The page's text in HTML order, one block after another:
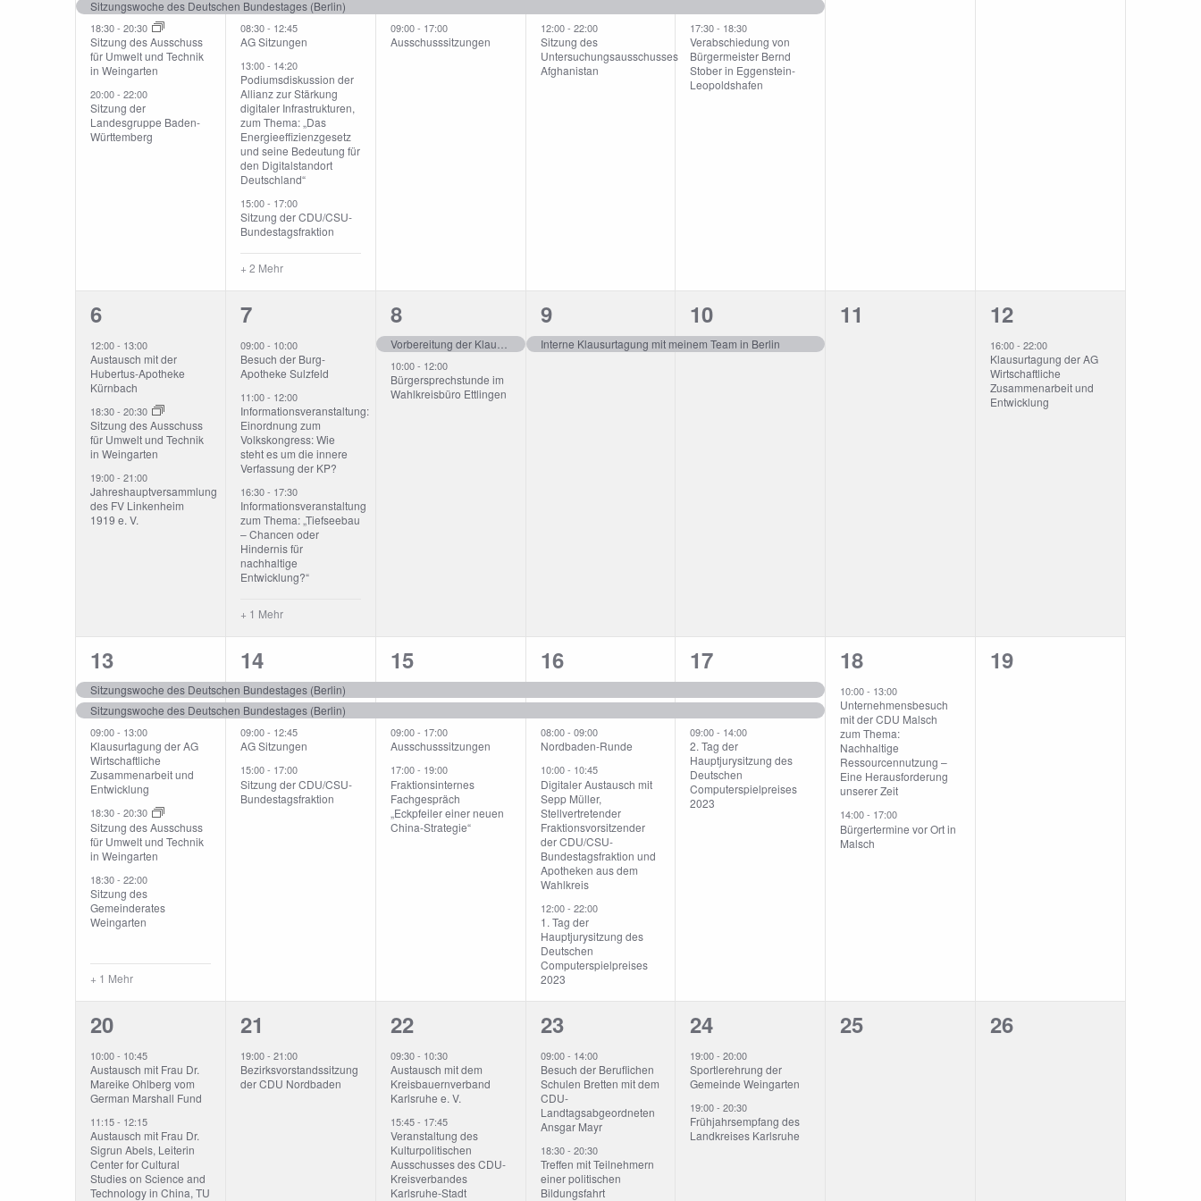
Veranstaltungen
Sitzungswoche des Deutschen Bundestages (Berlin)
18:30- 20:30
Sitzung des Ausschuss
für Umwelt und Technik
in Weingarten
20:00- 22:00
Sitzung der
Landesgruppe Baden-
Württemberg
08:30- 12:45
AG Sitzungen
13:00- 14:20
Podiumsdiskussion der
Allianz zur Stärkung
digitaler Infrastrukturen,
zum Thema: „Das
Energieeffizienzgesetz
und seine Bedeutung für
den Digitalstandort
Deutschland“
15:00- 17:00
Sitzung der CDU/CSU-
Bundestagsfraktion
+ 2 Mehr
09:00- 17:00
Ausschusssitzungen
12:00- 22:00
Sitzung des
Untersuchungsausschusses
Afghanistan
17:30- 18:30
Verabschiedung von
Bürgermeister Bernd
Stober in Eggenstein-
Leopoldshafen
3
Veranstaltungen,
6
12:00- 13:00
Austausch mit der
Hubertus-Apotheke
Kürnbach
18:30- 20:30
Sitzung des Ausschuss
für Umwelt und Technik
in Weingarten
19:00- 21:00
Jahreshauptversammlung
des FV Linkenheim
1919 e. V.
4
Veranstaltungen,
7
09:00- 10:00
Besuch der Burg-
Apotheke Sulzfeld
11:00- 12:00
Informationsveranstaltung:
Einordnung zum
Volkskongress: Wie
steht es um die innere
Verfassung der KP?
16:30- 17:30
Informationsveranstaltung
zum Thema: „Tiefseebau
– Chancen oder
Hindernis für
nachhaltige
Entwicklung?“
+ 1 Mehr
2
Veranstaltungen,
8
10:00- 12:00
Bürgersprechstunde im
Wahlkreisbüro Ettlingen
1
Veranstaltung,
9
Interne Klausurtagung mit meinem Team in Berlin
1
Veranstaltung,
10
0
Veranstaltungen,
11
1
Veranstaltung,
12
16:00-22:00
Klausurtagung der AG
Wirtschaftliche
Zusammenarbeit und
Entwicklung
6
Veranstaltungen,
13
Sitzungswoche des Deutschen Bundestages (Berlin)
Sitzungswoche des Deutschen Bundestages (Berlin)
09:00- 13:00
Klausurtagung der AG
Wirtschaftliche
Zusammenarbeit und
Entwicklung
18:30- 20:30
Sitzung des Ausschuss
für Umwelt und Technik
in Weingarten
18:30- 22:00
Sitzung des
Gemeinderates
Weingarten
+ 1 Mehr
4
Veranstaltungen,
14
09:00- 12:45
AG Sitzungen
15:00- 17:00
Sitzung der CDU/CSU-
Bundestagsfraktion
4
Veranstaltungen,
15
09:00- 17:00
Ausschusssitzungen
17:00- 19:00
Fraktionsinternes
Fachgespräch
„Eckpfeiler einer neuen
China-Strategie“
5
Veranstaltungen,
16
08:00- 09:00
Nordbaden-Runde
10:00- 10:45
Digitaler Austausch mit
Sepp Müller,
Stellvertretender
Fraktionsvorsitzender
der CDU/CSU-
Bundestagsfraktion und
Apotheken aus dem
Wahlkreis
12:00- 22:00
1. Tag der
Hauptjurysitzung des
Deutschen
Computerspielpreises
2023
3
Veranstaltungen,
17
09:00- 14:00
2. Tag der
Hauptjurysitzung des
Deutschen
Computerspielpreises
2023
2
Veranstaltungen,
18
10:00- 13:00
Unternehmensbesuch
mit der CDU Malsch
zum Thema:
Nachhaltige
Ressourcennutzung –
Eine Herausforderung
unserer Zeit
14:00- 17:00
Bürgertermine vor Ort in
Malsch
0
19
4
Veranstaltungen,
20
10:00- 10:45
Austausch mit Frau Dr.
Mareike Ohlberg vom
German Marshall Fund
11:15- 12:15
Austausch mit Frau Dr.
Sigrun Abels, Leiterin
Center for Cultural
Studies on Science and
Technology in China, TU
1
Veranstaltung,
21
19:00- 21:00
Bezirksvorstandssitzung
der CDU Nordbaden
3
Veranstaltungen,
22
09:30- 10:30
Austausch mit dem
Kreisbauernverband
Karlsruhe e. V.
15:45- 17:45
Veranstaltung des
Kulturpolitischen
Ausschusses des CDU-
Kreisverbandes
Karlsruhe-Stadt
2
Veranstaltungen,
23
09:00- 14:00
Besuch der Beruflichen
Schulen Bretten mit dem
CDU-
Landtagsabgeordneten
Ansgar Mayr
18:30- 20:30
Treffen mit Teilnehmern
einer politischen
Bildungsfahrt
2
Veranstaltungen,
24
19:00-20:00
Sportlerehrung der
Gemeinde Weingarten
19:00-20:30
Frühjahrsempfang des
Landkreises Karlsruhe
0
25
0
26